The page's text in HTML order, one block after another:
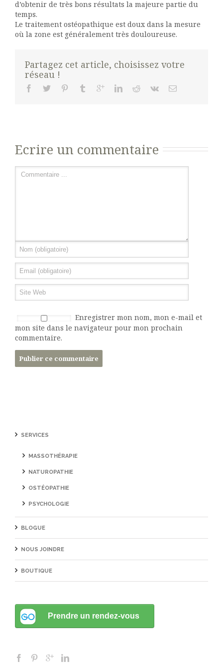
d’obtenir de très bons résultats la majeure partie du
temps.
Le traitement ostéopathique est doux dans la mesure
où la zone est généralement très douloureuse.
Partagez cet article, choisissez votre
réseau !
Ecrire un commentaire
Enregistrer mon nom, mon e-mail et
mon site dans le navigateur pour mon prochain
commentaire.
SERVICES
MASSOTHÉRAPIE
NATUROPATHIE
OSTÉOPATHIE
PSYCHOLOGIE
BLOGUE
NOUS JOINDRE
BOUTIQUE